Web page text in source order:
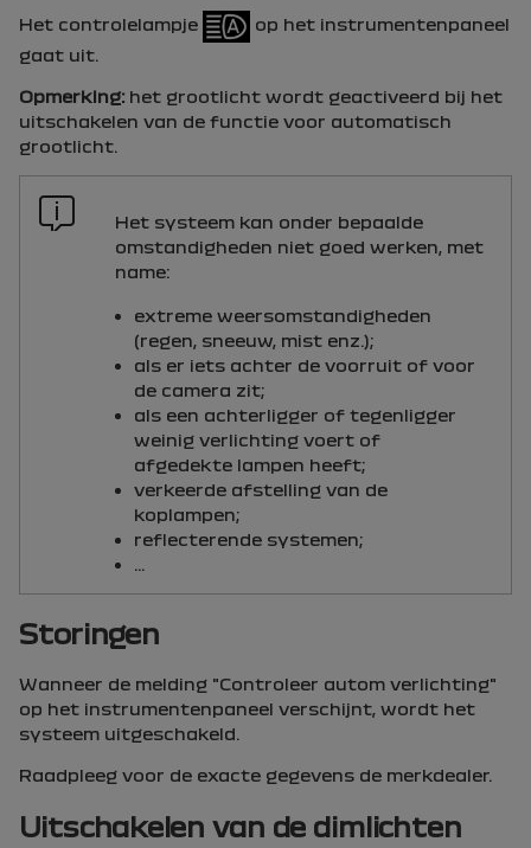
Het controlelampje
op het instrumentenpaneel
gaat uit.
Opmerking: het grootlicht wordt geactiveerd bij het
uitschakelen van de functie voor automatisch
grootlicht.
Het systeem kan onder bepaalde
omstandigheden niet goed werken, met
name:
extreme weersomstandigheden
(regen, sneeuw, mist enz.);
als er iets achter de voorruit of voor
de camera zit;
als een achterligger of tegenligger
weinig verlichting voert of
afgedekte lampen heeft;
verkeerde afstelling van de
koplampen;
reflecterende systemen;
Storingen
Wanneer de melding "Controleer autom verlichting"
op het instrumentenpaneel verschijnt, wordt het
systeem uitgeschakeld.
Raadpleeg voor de exacte gegevens de merkdealer.
Uitschakelen van de dimlichten